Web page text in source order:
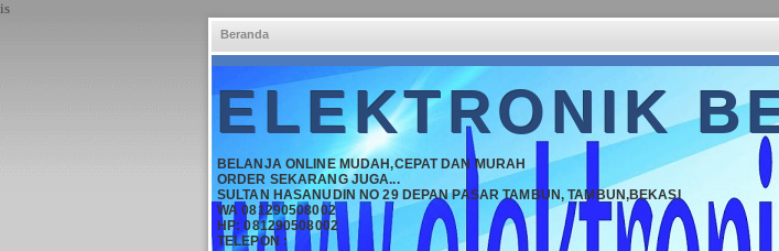
is
Beranda
ELEKTRONIK
BELANJA ONLINE MUDAH,CEPAT DAN MURAH
ORDER SEKARANG JUGA...
SULTAN HASANUDIN NO 29 DEPAN PASAR TAMBUN, TAMBUN,BEKASI
WA 081290508002
HP: 081290508002
TELEPON :